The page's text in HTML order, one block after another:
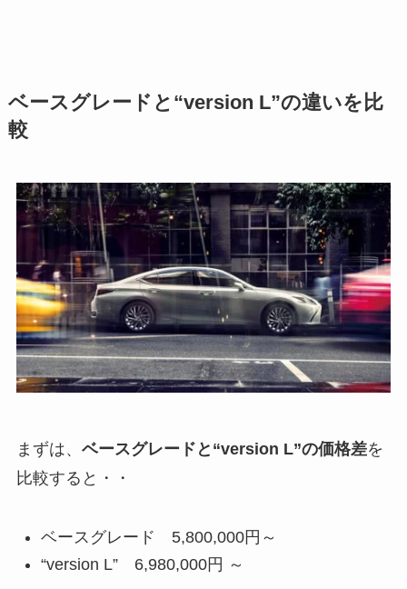
ベースグレードと“version L”の違いを比
較
まずは、 ベースグレードと“version L”の価格差を
比較すると・・
ベースグレード 5,800,000円～
“version L” 6,980,000円 ～